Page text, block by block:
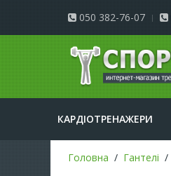
050 382-76-07
КАРДІОТРЕНАЖЕРИ
Головна Гантелі